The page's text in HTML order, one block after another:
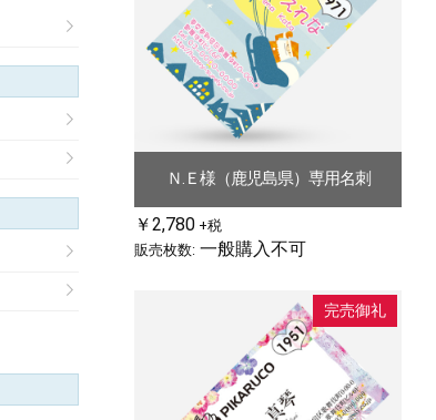
Ｎ.Ｅ様（鹿児島県）専用名刺
￥2,780 +税
販売枚数: 一般購入不可
完売御礼